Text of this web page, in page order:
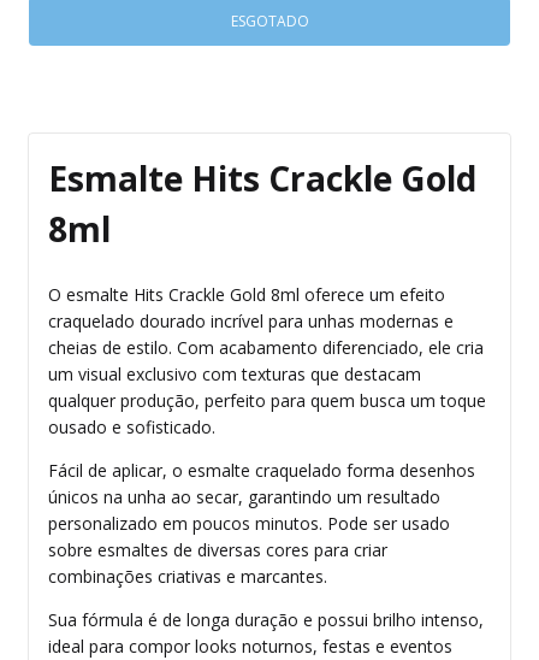
Esmalte Hits Crackle Gold
8ml
O esmalte Hits Crackle Gold 8ml oferece um efeito
craquelado dourado incrível para unhas modernas e
cheias de estilo. Com acabamento diferenciado, ele cria
um visual exclusivo com texturas que destacam
qualquer produção, perfeito para quem busca um toque
ousado e sofisticado.
Fácil de aplicar, o esmalte craquelado forma desenhos
únicos na unha ao secar, garantindo um resultado
personalizado em poucos minutos. Pode ser usado
sobre esmaltes de diversas cores para criar
combinações criativas e marcantes.
Sua fórmula é de longa duração e possui brilho intenso,
ideal para compor looks noturnos, festas e eventos